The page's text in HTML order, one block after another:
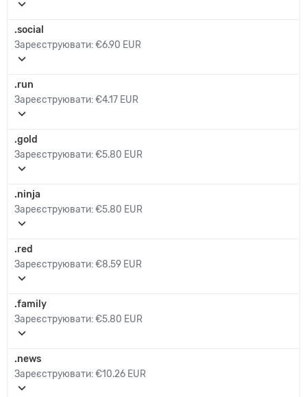
expand_more
.social
Зареєструювати:€6.90 EUR
expand_more
.run
Зареєструювати:€4.17 EUR
expand_more
.gold
Зареєструювати:€5.80 EUR
expand_more
.ninja
Зареєструювати:€5.80 EUR
expand_more
.red
Зареєструювати:€8.59 EUR
expand_more
.family
Зареєструювати:€5.80 EUR
expand_more
.news
Зареєструювати:€10.26 EUR
expand_more